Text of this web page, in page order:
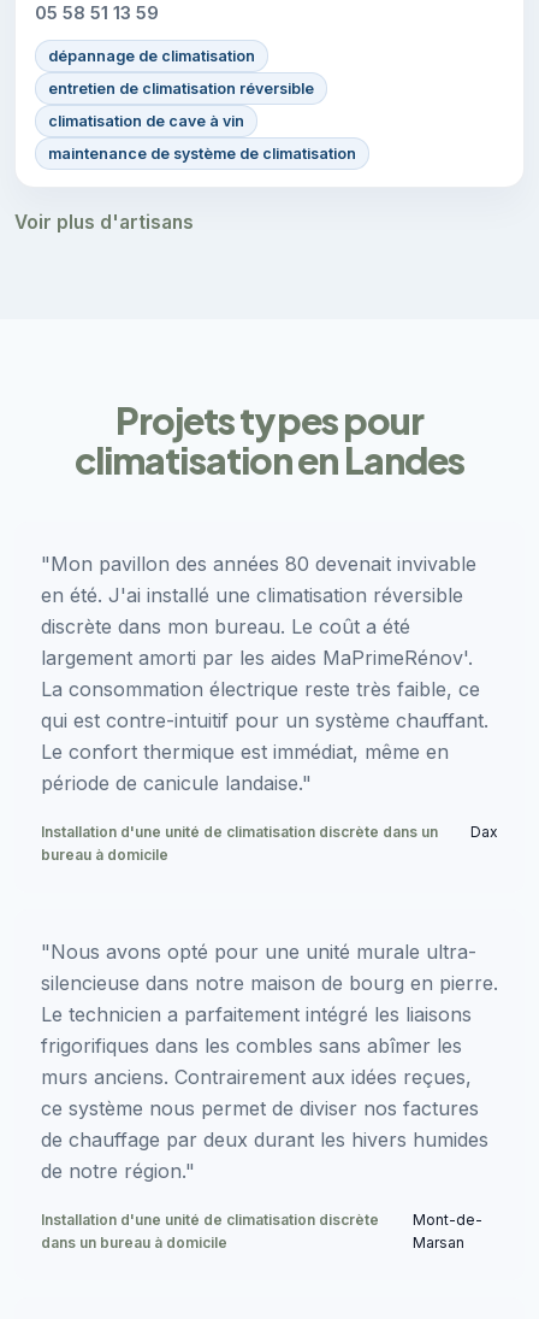
05 58 51 13 59
dépannage de climatisation
entretien de climatisation réversible
climatisation de cave à vin
maintenance de système de climatisation
Voir plus d'artisans
Projets types pour
climatisation en Landes
"Mon pavillon des années 80 devenait invivable
en été. J'ai installé une climatisation réversible
discrète dans mon bureau. Le coût a été
largement amorti par les aides MaPrimeRénov'.
La consommation électrique reste très faible, ce
qui est contre-intuitif pour un système chauffant.
Le confort thermique est immédiat, même en
période de canicule landaise."
Installation d'une unité de climatisation discrète dans un
bureau à domicile
Dax
"Nous avons opté pour une unité murale ultra-
silencieuse dans notre maison de bourg en pierre.
Le technicien a parfaitement intégré les liaisons
frigorifiques dans les combles sans abîmer les
murs anciens. Contrairement aux idées reçues,
ce système nous permet de diviser nos factures
de chauffage par deux durant les hivers humides
de notre région."
Installation d'une unité de climatisation discrète
dans un bureau à domicile
Mont-de-
Marsan